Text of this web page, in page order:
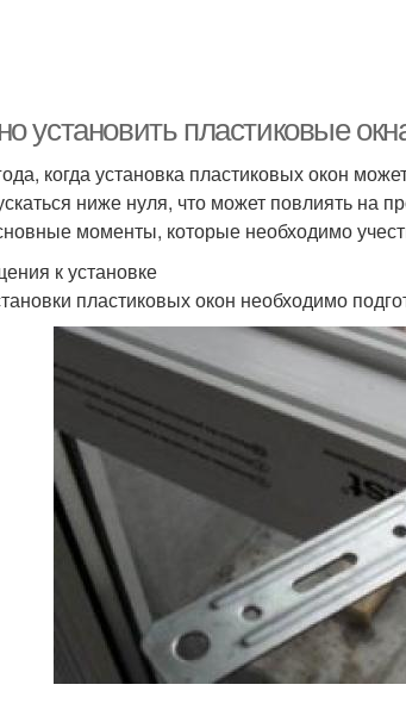
установить пластиковые
когда установка пластиковых окон
ниже нуля, что может повлиять на
моменты, которые необходимо
к установке
пластиковых окон необходимо